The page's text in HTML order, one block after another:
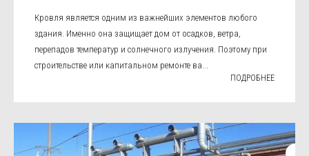
Кровля является одним из важнейших элементов любого
здания. Именно она защищает дом от осадков, ветра,
перепадов температур и солнечного излучения. Поэтому при
строительстве или капитальном ремонте ва...
ПОДРОБНЕЕ